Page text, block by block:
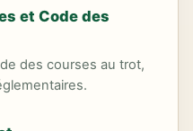
et Code des
des courses au trot,